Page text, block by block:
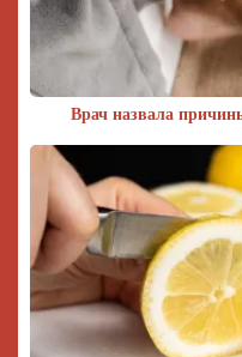
Врач назвала